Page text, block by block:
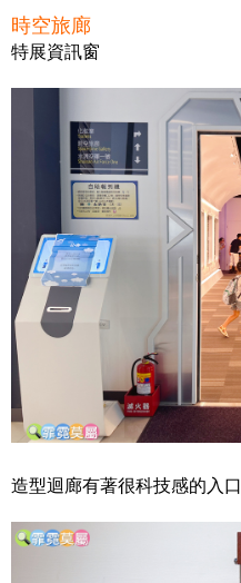
時空旅廊
特展資訊窗
造型迴廊有著很科技感的入口